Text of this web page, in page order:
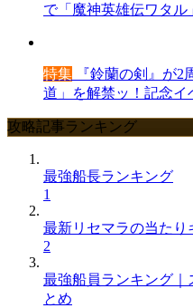
で「魔神英雄伝ワタル
特集 『鈴蘭の剣』が2
道」を解禁ッ！記念イ
攻略記事ランキング
最強船長ランキング
1
最新リセマラの当たり
2
最強船員ランキング｜
とめ